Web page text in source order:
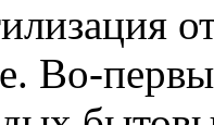
Во-